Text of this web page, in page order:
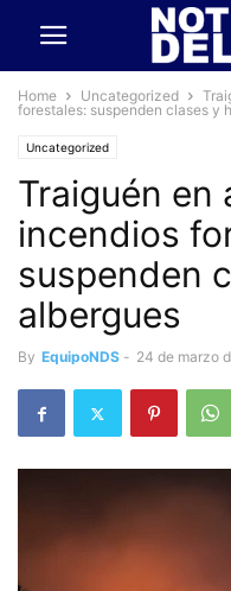
Home Uncategorized
forestales: suspenden clases y
Uncategorized
Traiguén en
incendios
suspenden
albergues
By EquipoNDS - 24 de marzo